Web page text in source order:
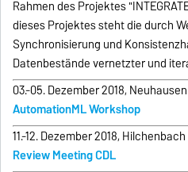
Rahmen des Projektes
dieses Projektes steht die durch
Synchronisierung und
Datenbestände vernetzter und
03.-05. Dezember 2018, Neuhausen
AutomationML Workshop
11.-12. Dezember 2018, Hilchenbach
Review Meeting CDL